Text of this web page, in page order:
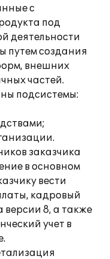
с
под
деятельности
путем создания
внешних
частей.
подсистемы:
заказчика
в основном
вести
кадровый
версии 8, а также
учет в